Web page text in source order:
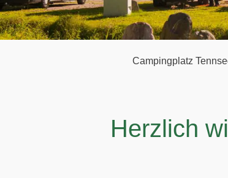
Campingplatz
Herzlich